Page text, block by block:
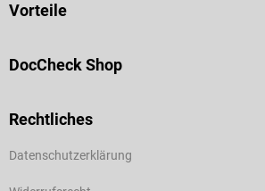
Vorteile
DocCheck Shop
Rechtliches
Datenschutzerklärung